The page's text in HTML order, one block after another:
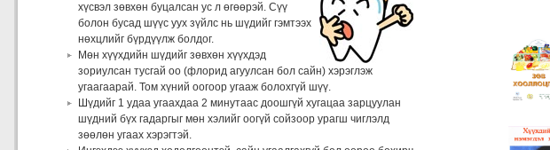
>>
sard
ym
8
tgd
хүсвэл зөвхөн буцалсан ус л өгөөрэй. Сүү
болон бусад шүүс уух зүйлс нь шүдийг гэмтээх
нөхцлийг бүрдүүлж болдог.
Мөн хүүхдийн шүдийг зөвхөн хүүхдэд
зориулсан тусгай оо (флорид агуулсан бол сайн) хэрэглэж
угаагаарай. Том хүний оогоор угааж болохгүй шүү.
Шүдийг 1 удаа угаахдаа 2 минутаас доошгүй хугацаа зарцуулан
шүдний бүх гадаргыг мөн хэлийг оогүй сойзоор урагш чиглэлд
зөөлөн угаах хэрэгтэй.